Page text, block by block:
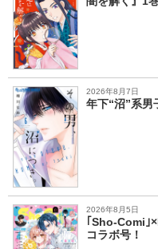
2026年8月7日
年下“沼”系
2026年8月5日
｢Sho-Comi｣
コラボ号！